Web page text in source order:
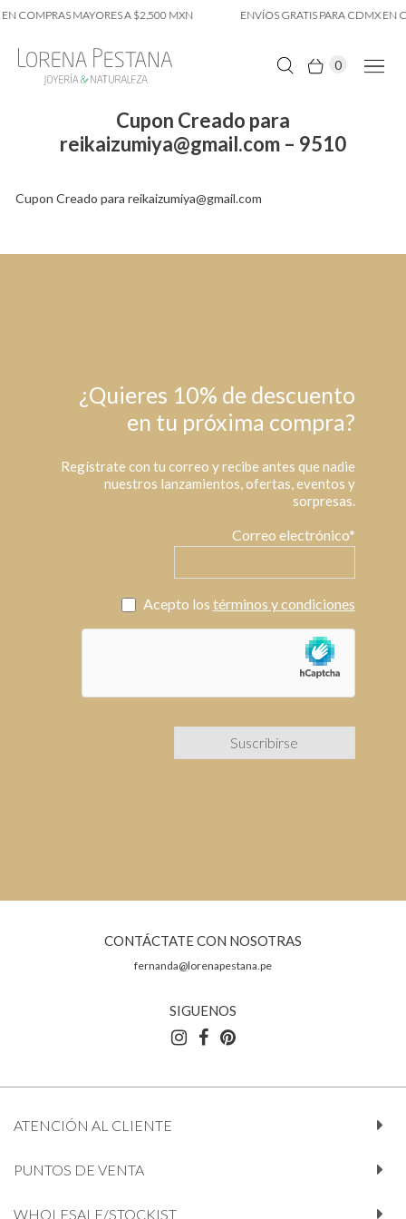
COMPRAS MAYORES A $2,500 MXN ENVÍOS GRATIS PARA CDMX EN
0
Cupon Creado para
reikaizumiya@gmail.com – 9510
Cupon Creado para reikaizumiya@gmail.com
¿Quieres 10% de descuento
en tu próxima compra?
Regístrate con tu correo y recibe antes que nadie
nuestros lanzamientos, ofertas, eventos y
sorpresas.
Correo electrónico*
Acepto los términos y condiciones
CONTÁCTATE CON NOSOTRAS
fernanda@lorenapestana.pe
SIGUENOS
ATENCIÓN AL CLIENTE
PUNTOS DE VENTA
WHOLESALE/STOCKIST